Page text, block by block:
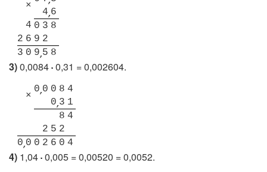
×
4 6
4 0 3 8
2 6 9 2
3 0 9 5 8
3)0,0084 0,31 = 0,002604.
×
0 0 0 8 4
0 3 1
8 4
2 5 2
0 0 0 2 6 0 4
4) 1,04 0,005 = 0,00520 = 0,0052.